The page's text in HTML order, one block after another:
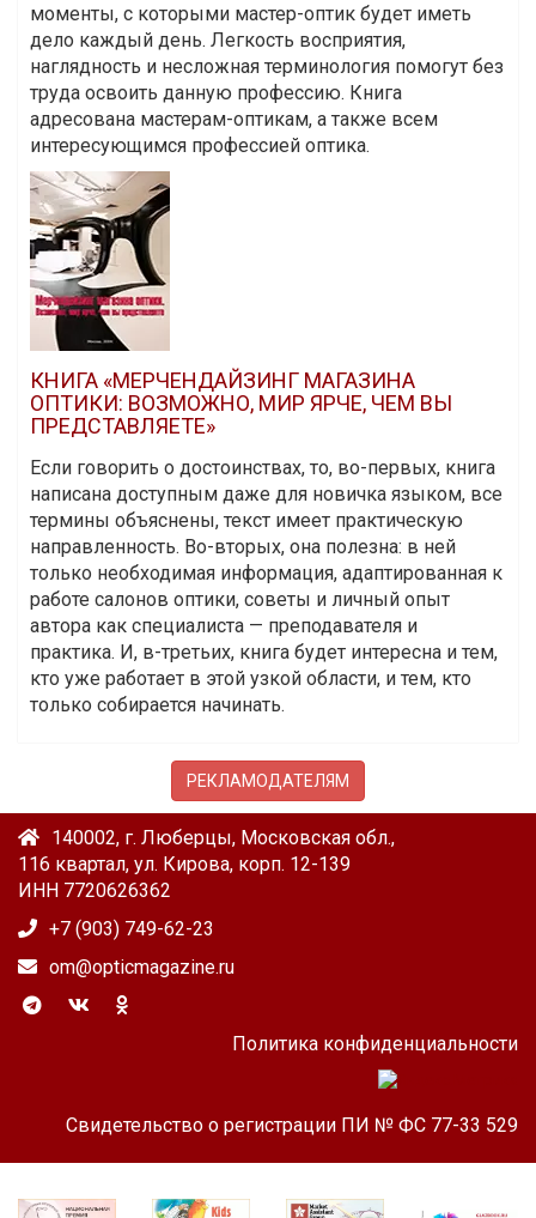
моменты, с которыми мастер-оптик будет иметь
дело каждый день. Легкость восприятия,
наглядность и несложная терминология помогут без
труда освоить данную профессию. Книга
адресована мастерам-оптикам, а также всем
интересующимся профессией оптика.
КНИГА «МЕРЧЕНДАЙЗИНГ МАГАЗИНА
ОПТИКИ: ВОЗМОЖНО, МИР ЯРЧЕ, ЧЕМ ВЫ
ПРЕДСТАВЛЯЕТЕ»
Если говорить о достоинствах, то, во-первых, книга
написана доступным даже для новичка языком, все
термины объяснены, текст имеет практическую
направленность. Во-вторых, она полезна: в ней
только необходимая информация, адаптированная к
работе салонов оптики, советы и личный опыт
автора как специалиста — преподавателя и
практика. И, в-третьих, книга будет интересна и тем,
кто уже работает в этой узкой области, и тем, кто
только собирается начинать.
РЕКЛАМОДАТЕЛЯМ
140002, г. Люберцы, Московская обл.,
116 квартал, ул. Кирова, корп. 12-139
ИНН 7720626362
+7 (903) 749-62-23
om@opticmagazine.ru
Политика конфиденциальности
Свидетельство о регистрации ПИ № ФС 77-33 529